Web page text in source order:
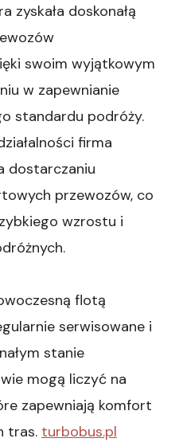
zyskała doskonałą
swoim wyjątkowym
w zapewnianie
standardu podróży.
firma
dostarczaniu
przewozów, co
wzrostu i
flotą
serwisowane i
stanie
mogą liczyć na
zapewniają komfort
tras. turbobus.pl